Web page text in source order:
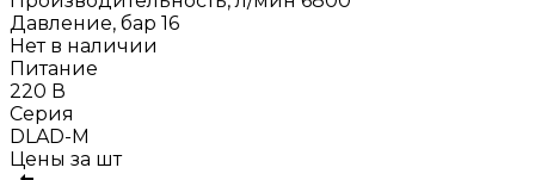
Давление, бар 16
Нет в наличии
Питание
220 В
Серия
DLAD-M
Цены за шт